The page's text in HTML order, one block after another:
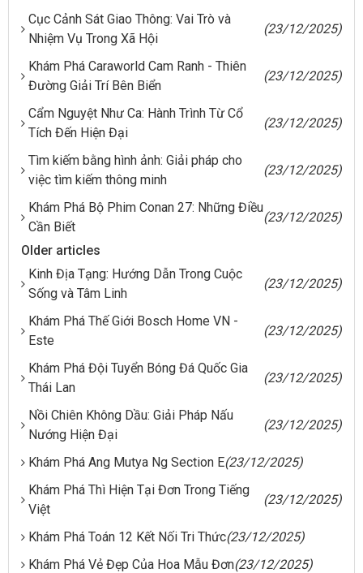
Cục Cảnh Sát Giao Thông: Vai Trò và
Nhiệm Vụ Trong Xã Hội
(23/12/2025)
Khám Phá Caraworld Cam Ranh - Thiên
Đường Giải Trí Bên Biển
(23/12/2025)
Cẩm Nguyệt Như Ca: Hành Trình Từ Cổ
Tích Đến Hiện Đại
(23/12/2025)
Tìm kiếm bằng hình ảnh: Giải pháp cho
việc tìm kiếm thông minh
(23/12/2025)
Khám Phá Bộ Phim Conan 27: Những Điều
Cần Biết
(23/12/2025)
Older articles
Kinh Địa Tạng: Hướng Dẫn Trong Cuộc
Sống và Tâm Linh
(23/12/2025)
Khám Phá Thế Giới Bosch Home VN -
Este
(23/12/2025)
Khám Phá Đội Tuyển Bóng Đá Quốc Gia
Thái Lan
(23/12/2025)
Nồi Chiên Không Dầu: Giải Pháp Nấu
Nướng Hiện Đại
(23/12/2025)
Khám Phá Ang Mutya Ng Section E(23/12/2025)
Khám Phá Thì Hiện Tại Đơn Trong Tiếng
Việt
(23/12/2025)
Khám Phá Toán 12 Kết Nối Tri Thức(23/12/2025)
Khám Phá Vẻ Đẹp Của Hoa Mẫu Đơn(23/12/2025)